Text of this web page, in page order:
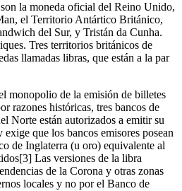
la moneda oficial del Reino Unido,
el Territorio Antártico Británico,
del Sur, y Tristán da Cunha.
Tres territorios británicos de
llamadas libras, que están a la par
monopolio de la emisión de billetes
razones históricas, tres bancos de
Norte están autorizados a emitir su
que los bancos emisores posean
de Inglaterra (u oro) equivalente al
Las versiones de la libra
de la Corona y otras zonas
locales y no por el Banco de